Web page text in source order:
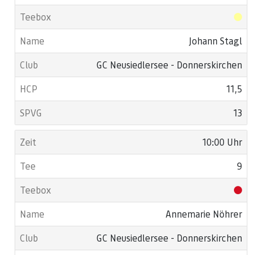
Johann Stagl
GC Neusiedlersee - Donnerskirchen
11,5
13
10:00 Uhr
9
Annemarie Nöhrer
GC Neusiedlersee - Donnerskirchen